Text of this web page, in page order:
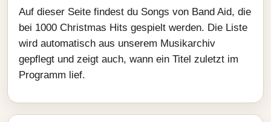
Auf dieser Seite findest du Songs von Band Aid, die
bei 1000 Christmas Hits gespielt werden. Die Liste
wird automatisch aus unserem Musikarchiv
gepflegt und zeigt auch, wann ein Titel zuletzt im
Programm lief.